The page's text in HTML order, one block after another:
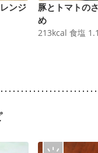
ンジ
豚とトマトの
め
213kcal 食塩 1.1